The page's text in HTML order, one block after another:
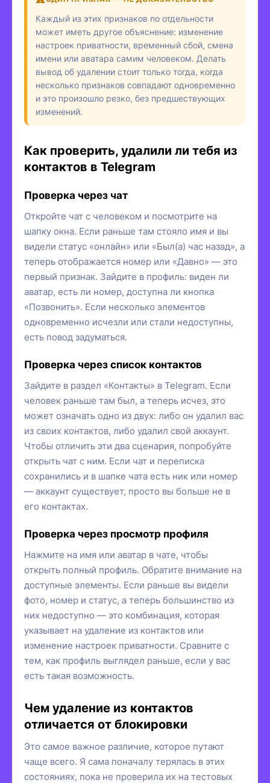
Каждый из этих признаков по отдельности
может иметь другое объяснение: изменение
настроек приватности, временный сбой, смена
имени или аватара самим человеком. Делать
вывод об удалении стоит только тогда, когда
несколько признаков совпадают одновременно
и это произошло резко, без предшествующих
изменений.
Как проверить, удалили ли тебя из
контактов в Telegram
Проверка через чат
Откройте чат с человеком и посмотрите на
шапку окна. Если раньше там стояло имя и вы
видели статус «онлайн» или «Был(а) час назад», а
теперь отображается номер или «Давно» — это
первый признак. Зайдите в профиль: виден ли
аватар, есть ли номер, доступна ли кнопка
«Позвонить». Если несколько элементов
одновременно исчезли или стали недоступны,
есть повод задуматься.
Проверка через список контактов
Зайдите в раздел «Контакты» в Telegram. Если
человек раньше там был, а теперь исчез, это
может означать одно из двух: либо он удалил вас
из своих контактов, либо удалил свой аккаунт.
Чтобы отличить эти два сценария, попробуйте
открыть чат с ним. Если чат и переписка
сохранились и в шапке чата есть ник или номер
— аккаунт существует, просто вы больше не в
его контактах.
Проверка через просмотр профиля
Нажмите на имя или аватар в чате, чтобы
открыть полный профиль. Обратите внимание на
доступные элементы. Если раньше вы видели
фото, номер и статус, а теперь большинство из
них недоступно — это комбинация, которая
указывает на удаление из контактов или
изменение настроек приватности. Сравните с
тем, как профиль выглядел раньше, если у вас
есть такая возможность.
Чем удаление из контактов
отличается от блокировки
Это самое важное различие, которое путают
чаще всего. Я сама поначалу терялась в этих
состояниях, пока не проверила их на тестовых